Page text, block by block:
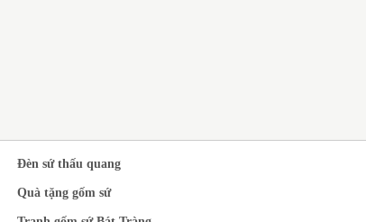
Đèn sứ thấu quang
Quà tặng gốm sứ